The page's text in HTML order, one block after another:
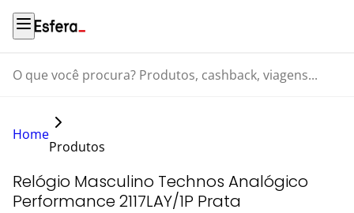
O que você procura? Produtos, cashback, viagens...
Home
Produtos
Relógio Masculino Technos Analógico
Performance 2117LAY/1P Prata